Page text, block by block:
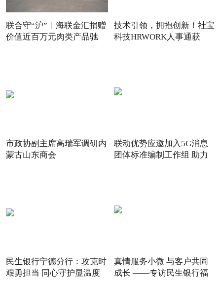
联合守“沪”︱海联金汇捐赠
价值近百万元肉类产品驰
技术引领，拥抱创新！社宝
科技HRWORK人事通获
市政协副主席高瑞军调研内
蒙古山东商会
联动优势应邀加入5G消息
团体标准编制工作组 助力
民生银行宁德分行：攻克时
艰勇担当 同心守护显温度
真情服务小微 与客户共同
成长 ——专访民生银行福